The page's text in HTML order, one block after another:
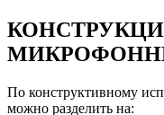
По конструктивному
можно разделить на: